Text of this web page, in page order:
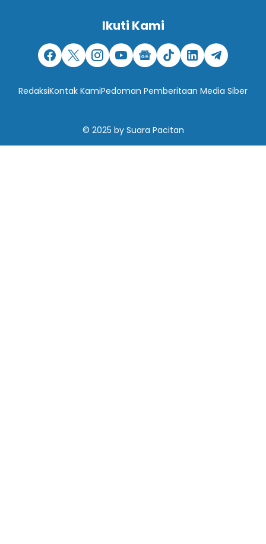
Ikuti Kami
RedaksiKontak KamiPedoman Pemberitaan Media Siber
© 2025 by Suara Pacitan